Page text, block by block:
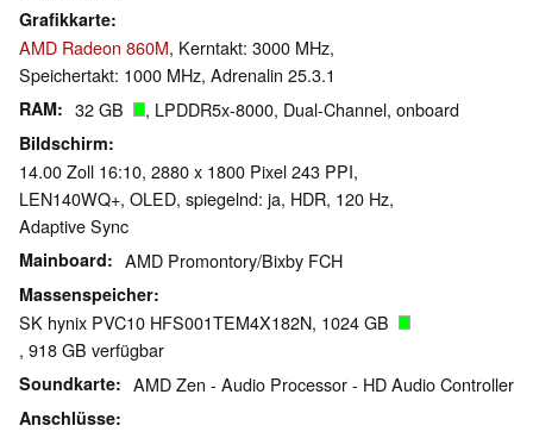
Grafikkarte
AMD Radeon 860M, Kerntakt: 3000 MHz,
Speichertakt: 1000 MHz, Adrenalin 25.3.1
RAM 32 GB , LPDDR5x-8000, Dual-Channel, onboard
Bildschirm
14.00 Zoll 16:10, 2880 x 1800 Pixel 243 PPI,
LEN140WQ+, OLED, spiegelnd: ja, HDR, 120 Hz,
Adaptive Sync
Mainboard AMD Promontory/Bixby FCH
Massenspeicher
SK hynix PVC10 HFS001TEM4X182N, 1024 GB
, 918 GB verfügbar
Soundkarte AMD Zen - Audio Processor - HD Audio Controller
Anschlüsse